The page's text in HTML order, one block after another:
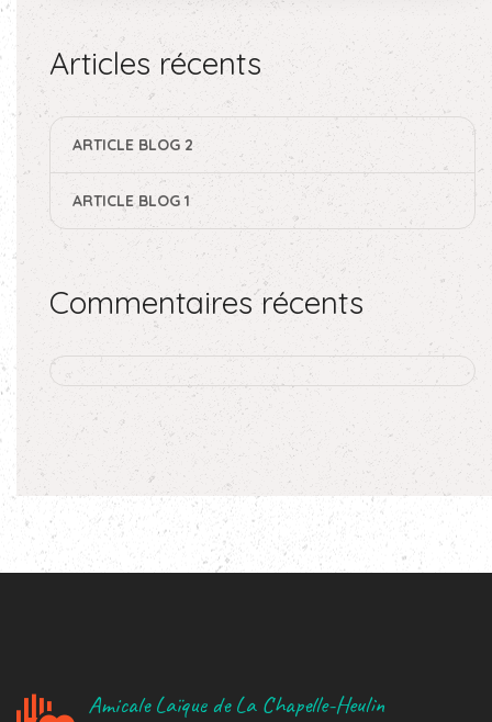
Articles récents
ARTICLE BLOG 2
ARTICLE BLOG 1
Commentaires récents
Amicale Laïque de La Chapelle-Heulin